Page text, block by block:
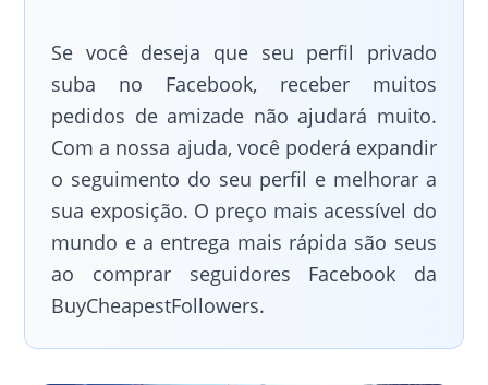
Se você deseja que seu perfil privado
suba no Facebook, receber muitos
pedidos de amizade não ajudará muito.
Com a nossa ajuda, você poderá expandir
o seguimento do seu perfil e melhorar a
sua exposição. O preço mais acessível do
mundo e a entrega mais rápida são seus
ao comprar seguidores Facebook da
BuyCheapestFollowers.